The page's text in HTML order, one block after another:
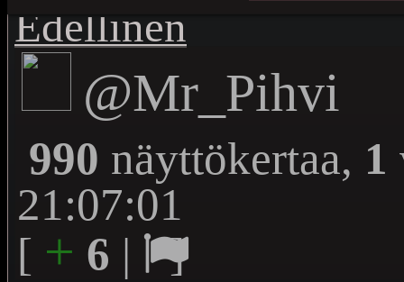
Edellinen
@Mr_Pihvi
990 näyttökertaa, 1
21:07:01
[ + 6 | ]